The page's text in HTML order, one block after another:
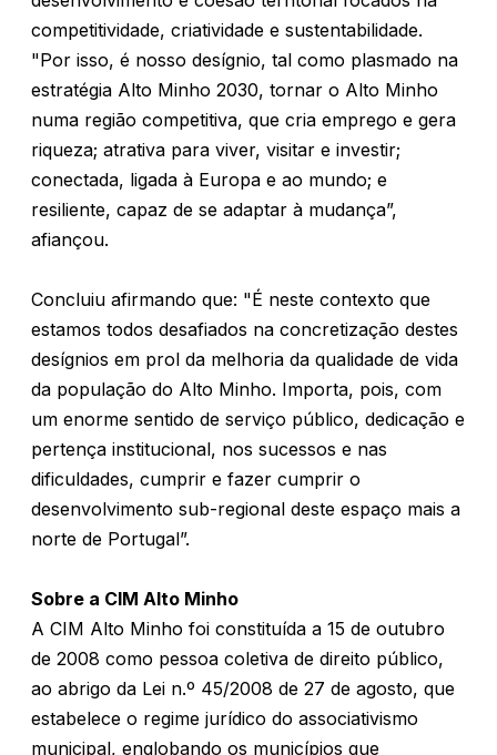
competitividade, criatividade e sustentabilidade.
"Por isso, é nosso desígnio, tal como plasmado na
estratégia Alto Minho 2030, tornar o Alto Minho
numa região competitiva, que cria emprego e gera
riqueza; atrativa para viver, visitar e investir;
conectada, ligada à Europa e ao mundo; e
resiliente, capaz de se adaptar à mudança”,
afiançou.
Concluiu afirmando que: "É neste contexto que
estamos todos desafiados na concretização destes
desígnios em prol da melhoria da qualidade de vida
da população do Alto Minho. Importa, pois, com
um enorme sentido de serviço público, dedicação e
pertença institucional, nos sucessos e nas
dificuldades, cumprir e fazer cumprir o
desenvolvimento sub-regional deste espaço mais a
norte de Portugal”.
Sobre a CIM Alto Minho
A CIM Alto Minho foi constituída a 15 de outubro
de 2008 como pessoa coletiva de direito público,
ao abrigo da Lei n.º 45/2008 de 27 de agosto, que
estabelece o regime jurídico do associativismo
municipal, englobando os municípios que